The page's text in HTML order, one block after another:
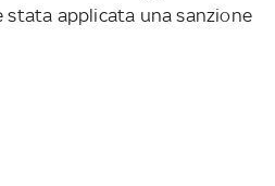
stata applicata una sanzione